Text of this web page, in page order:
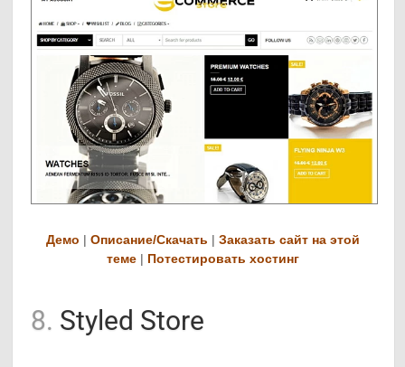
Демо |Описание/Скачать |Заказать сайт на этой
теме | Потестировать хостинг
8. Styled Store